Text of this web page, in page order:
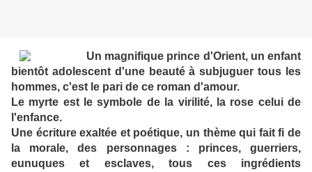
Un magnifique prince d'Orient, un enfant
bientôt adolescent d'une beauté à subjuguer tous les
hommes, c'est le pari de ce roman d'amour.
Le myrte est le symbole de la virilité, la rose celui de
l'enfance.
Une écriture exaltée et poétique, un thème qui fait fi de
la morale, des personnages : princes, guerriers,
eunuques et esclaves, tous ces ingrédients